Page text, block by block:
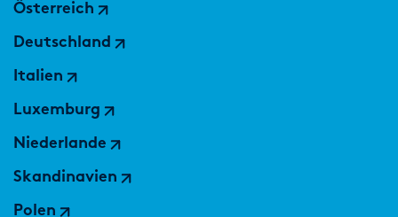
Österreich
Deutschland
Italien
Luxemburg
Niederlande
Skandinavien
Polen